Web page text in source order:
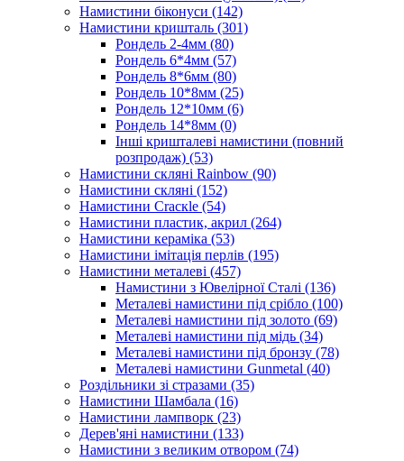
Намистини біконуси (142)
Намистини кришталь (301)
Рондель 2-4мм (80)
Рондель 6*4мм (57)
Рондель 8*6мм (80)
Рондель 10*8мм (25)
Рондель 12*10мм (6)
Рондель 14*8мм (0)
Інші кришталеві намистини (повний
розпродаж) (53)
Намистини скляні Rainbow (90)
Намистини скляні (152)
Намистини Cracкle (54)
Намистини пластик, акрил (264)
Намистини кераміка (53)
Намистини імітація перлів (195)
Намистини металеві (457)
Намистини з Ювелірної Сталі (136)
Металеві намистини під срібло (100)
Металеві намистини під золото (69)
Металеві намистини під мідь (34)
Металеві намистини під бронзу (78)
Металеві намистини Gunmetal (40)
Роздільники зі стразами (35)
Намистини Шамбала (16)
Намистини лампворк (23)
Дерев'яні намистини (133)
Намистини з великим отвором (74)